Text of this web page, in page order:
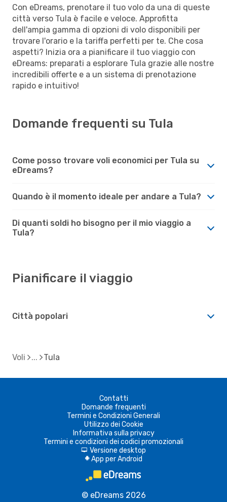
Con eDreams, prenotare il tuo volo da una di queste
città verso Tula è facile e veloce. Approfitta
dell'ampia gamma di opzioni di volo disponibili per
trovare l'orario e la tariffa perfetti per te. Che cosa
aspetti? Inizia ora a pianificare il tuo viaggio con
eDreams: preparati a esplorare Tula grazie alle nostre
incredibili offerte e a un sistema di prenotazione
rapido e intuitivo!
Domande frequenti su Tula
Come posso trovare voli economici per Tula su
eDreams?
Quando è il momento ideale per andare a Tula?
Di quanti soldi ho bisogno per il mio viaggio a
Tula?
Pianificare il viaggio
Città popolari
Voli Tula
Contatti
Domande frequenti
Termini e Condizioni Generali
Utilizzo dei Cookie
Informativa sulla privacy
Termini e condizioni dei codici promozionali
d Versione desktop
A App per Android
© eDreams 2026